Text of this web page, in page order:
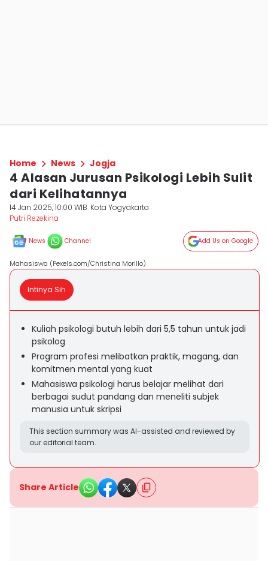
Home News Jogja
4 Alasan Jurusan Psikologi Lebih Sulit
dari Kelihatannya
14 Jan 2025, 10:00 WIB Kota Yogyakarta
Putri Rezekina
News Channel Add Us on Google
Mahasiswa (Pexels.com/Christina Morillo)
Intinya Sih
Kuliah psikologi butuh lebih dari 5,5 tahun untuk jadi
psikolog
Program profesi melibatkan praktik, magang, dan
komitmen mental yang kuat
Mahasiswa psikologi harus belajar melihat dari
berbagai sudut pandang dan meneliti subjek
manusia untuk skripsi
This section summary was AI-assisted and reviewed by
our editorial team.
Share Article